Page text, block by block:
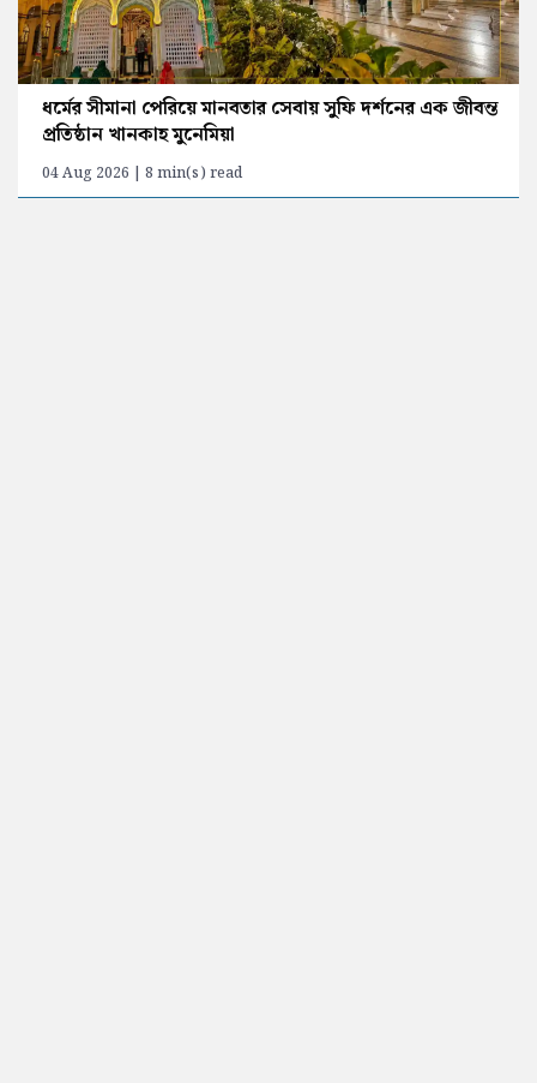
ধর্মের সীমানা পেরিয়ে মানবতার সেবায় সুফি দর্শনের এক জীবন্ত
প্রতিষ্ঠান খানকাহ মুনেমিয়া
04 Aug 2026 | 8 min(s) read